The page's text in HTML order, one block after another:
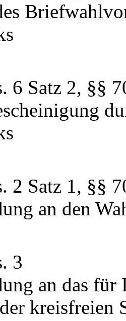
6 Satz 2, §§
2 Satz 1, §§
an den
3
an das
kreisfreien